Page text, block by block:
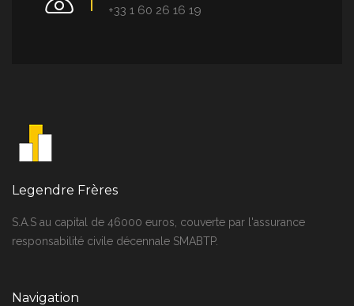
+33 1 60 26 16 19
Legendre Frères
S.A.S au capital de 46000 euros, couverte par l'assurance
responsabilité civile décennale SMABTP.
Navigation